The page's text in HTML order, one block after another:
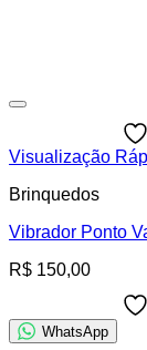
Visualização
Brinquedos
Vibrador Ponto
R$ 150,00
WhatsApp